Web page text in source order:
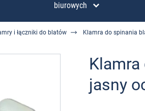
biurowych
i łączniki do blatów Klamra do spinania
jasny